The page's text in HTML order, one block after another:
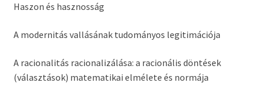
Haszon és hasznosság
A modernitás vallásának tudományos legitimációja
A racionalitás racionalizálása: a racionális döntések
(választások) matematikai elmélete és normája